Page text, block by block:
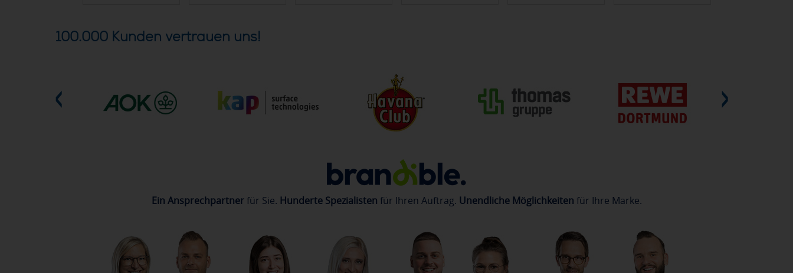
100.000 Kunden vertrauen uns!
Ein Ansprechpartnerfür Sie. Hunderte Spezialisten für Ihren Auftrag. Unendliche Möglichkeiten für Ihre Marke.